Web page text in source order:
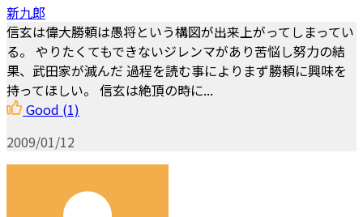
新九郎
信玄は偉大勝頼は愚将という構図が出来上がってしまってい
る。 やりたくてもできないジレンマがあり苦悩し努力の結
果、武田家が滅んだ 過程を読む事によりまず勝頼に興味を
持ってほしい。 信玄は絶頂の時に...
Good (1)
2009/01/12